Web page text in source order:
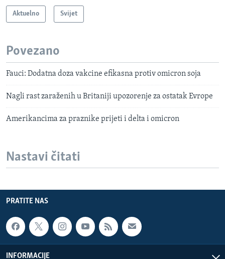
Aktuelno Svijet
Povezano
Fauci: Dodatna doza vakcine efikasna protiv omicron soja
Nagli rast zaraženih u Britaniji upozorenje za ostatak Evrope
Amerikancima za praznike prijeti i delta i omicron
Nastavi čitati
PRATITE NAS
INFORMACIJE